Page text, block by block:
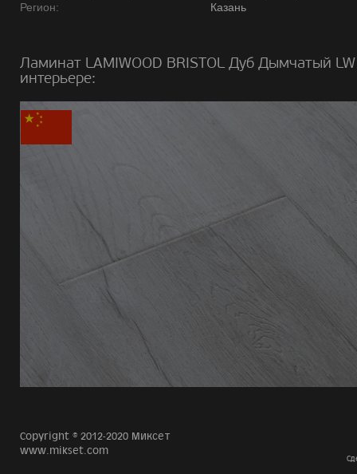
Регион:
Казань
Ламинат LAMIWOOD BRISTOL Дуб Дымчатый
интерьере:
Copyright © 2012-2020 Миксет
www.mikset.com